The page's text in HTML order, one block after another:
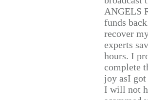
ANGELS
funds
recover
experts
hours. I
complete
joy asI
I will not